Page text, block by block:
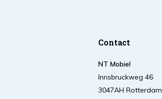
Contact
NT Mobiel
Innsbruckweg 46
3047AH Rotterdam